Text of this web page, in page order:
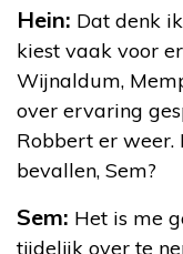
Hein: Dat denk
kiest vaak voor
Wijnaldum,
over ervaring
Robbert er weer.
bevallen, Sem?
Sem: Het is me
tijdelijk over te